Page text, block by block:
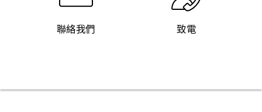
聯絡我們 致電